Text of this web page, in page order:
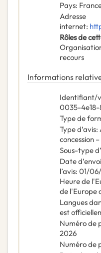
Pays:
Adresse
internet:
Rôles de
recours
Informations
Identifiant/
0035-
Type de
Type d’avis:
concession
Sous-type
Date
l’avis: 01/
Heure de
de l'Europe
Langues
est
Numéro de
2026
Numéro de